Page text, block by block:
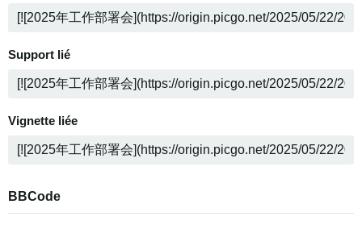
Support lié
Vignette liée
BBCode